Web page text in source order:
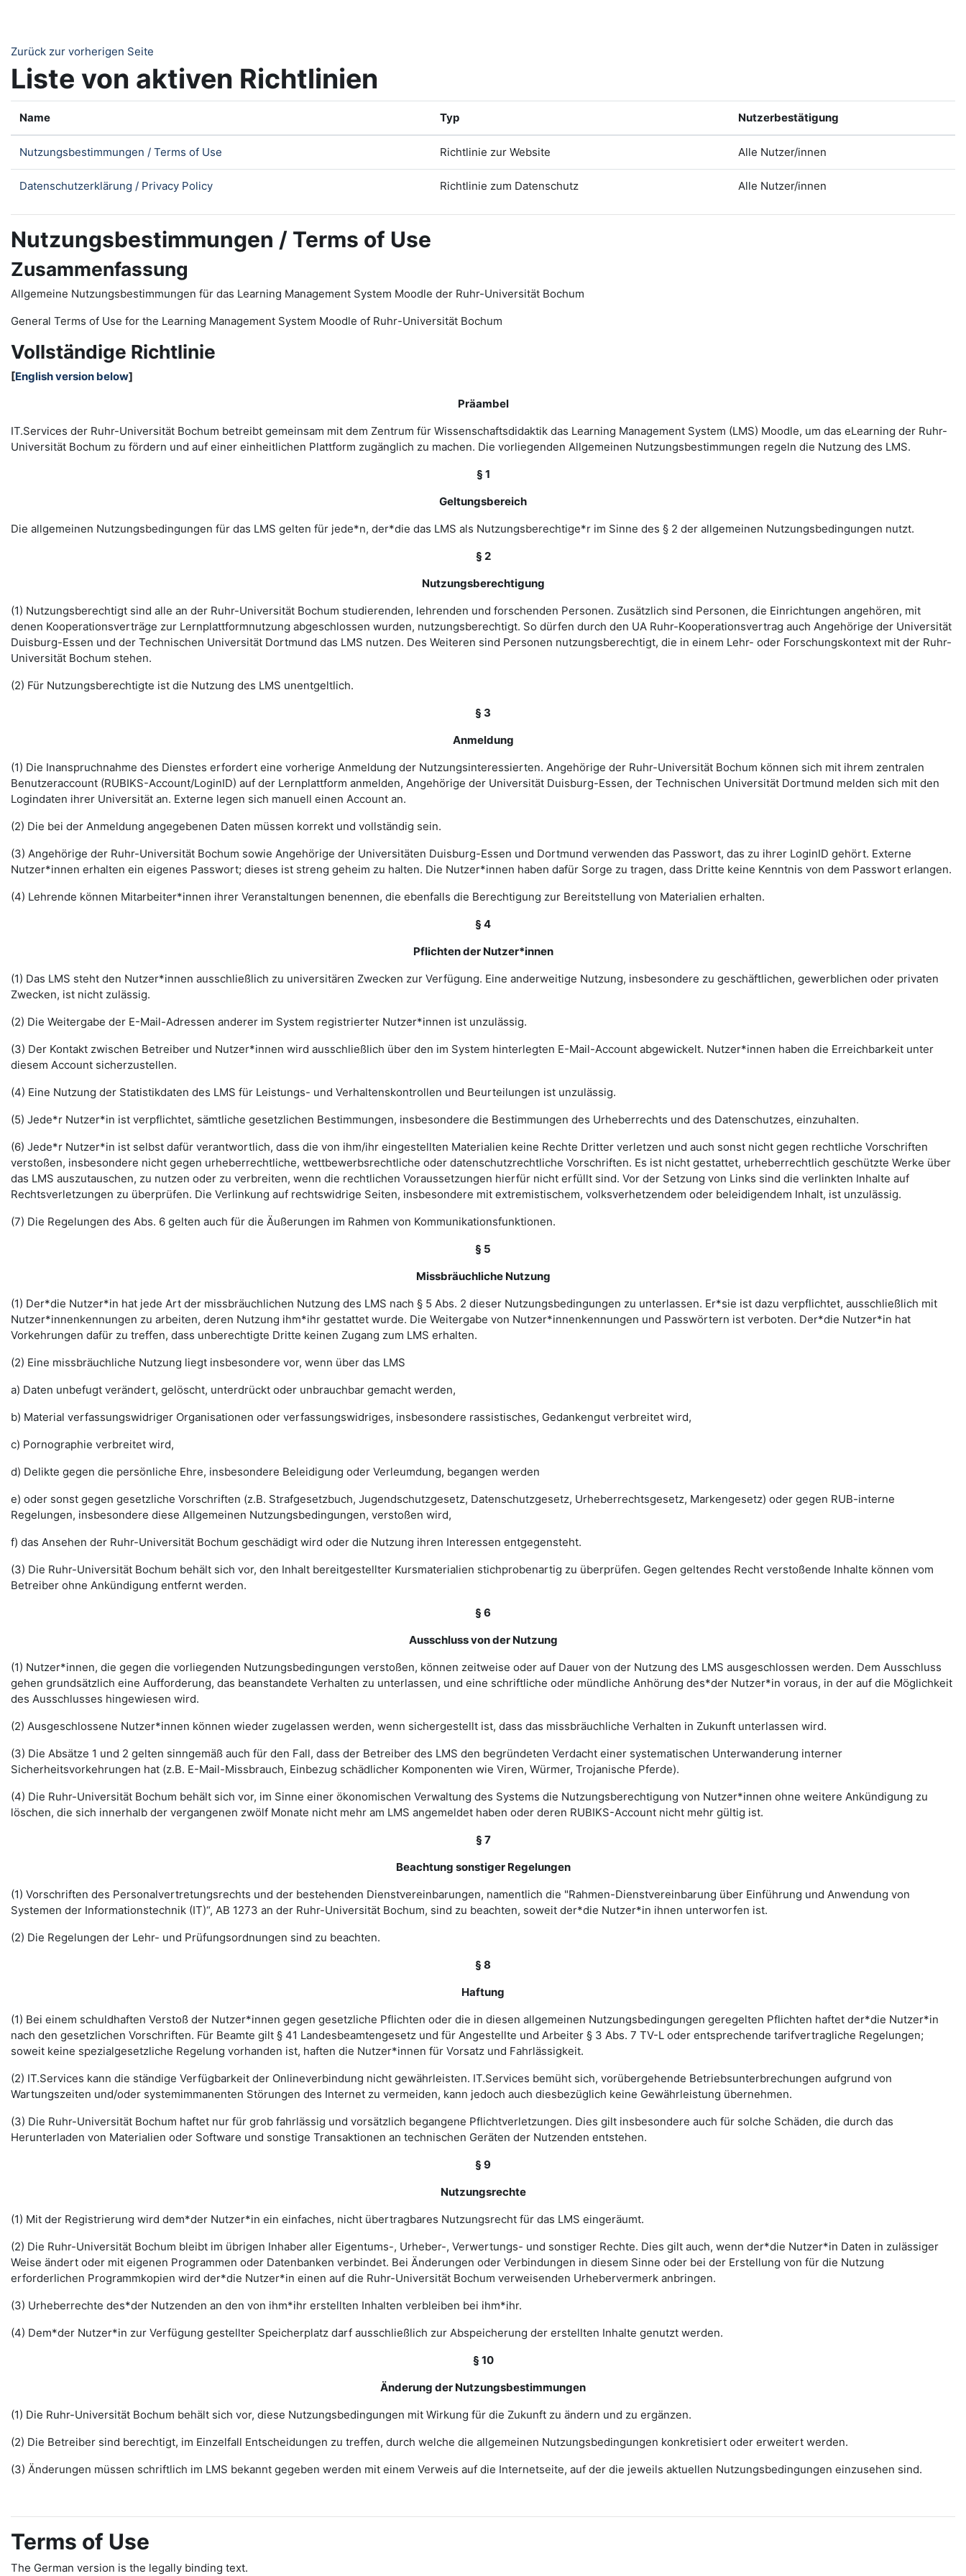
Zurück zur vorherigen Seite
Liste von aktiven Richtlinien
Name Typ Nutzerbestätigung
Nutzungsbestimmungen / Terms of Use Richtlinie zur Website Alle Nutzer/innen
Datenschutzerklärung / Privacy Policy Richtlinie zum Datenschutz Alle Nutzer/innen
Nutzungsbestimmungen / Terms of Use
Zusammenfassung
Allgemeine Nutzungsbestimmungen für das Learning Management System Moodle der Ruhr-Universität Bochum
General Terms of Use for the Learning Management System Moodle of Ruhr-Universität Bochum
Vollständige Richtlinie
[English version below]
Präambel
IT.Services der Ruhr-Universität Bochum betreibt gemeinsam mit dem Zentrum für Wissenschaftsdidaktik das Learning Management System (LMS) Moodle, um das eLearning der Ruhr-
Universität Bochum zu fördern und auf einer einheitlichen Plattform zugänglich zu machen. Die vorliegenden Allgemeinen Nutzungsbestimmungen regeln die Nutzung des LMS.
§ 1
Geltungsbereich
Die allgemeinen Nutzungsbedingungen für das LMS gelten für jede*n, der*die das LMS als Nutzungsberechtige*r im Sinne des § 2 der allgemeinen Nutzungsbedingungen nutzt.
§ 2
Nutzungsberechtigung
(1) Nutzungsberechtigt sind alle an der Ruhr-Universität Bochum studierenden, lehrenden und forschenden Personen. Zusätzlich sind Personen, die Einrichtungen angehören, mit
denen Kooperationsverträge zur Lernplattformnutzung abgeschlossen wurden, nutzungsberechtigt. So dürfen durch den UA Ruhr-Kooperationsvertrag auch Angehörige der Universität
Duisburg-Essen und der Technischen Universität Dortmund das LMS nutzen. Des Weiteren sind Personen nutzungsberechtigt, die in einem Lehr- oder Forschungskontext mit der Ruhr-
Universität Bochum stehen.
(2) Für Nutzungsberechtigte ist die Nutzung des LMS unentgeltlich.
§ 3
Anmeldung
(1) Die Inanspruchnahme des Dienstes erfordert eine vorherige Anmeldung der Nutzungsinteressierten. Angehörige der Ruhr-Universität Bochum können sich mit ihrem zentralen
Benutzeraccount (RUBIKS-Account/LoginID) auf der Lernplattform anmelden, Angehörige der Universität Duisburg-Essen, der Technischen Universität Dortmund melden sich mit den
Logindaten ihrer Universität an. Externe legen sich manuell einen Account an.
(2) Die bei der Anmeldung angegebenen Daten müssen korrekt und vollständig sein.
(3) Angehörige der Ruhr-Universität Bochum sowie Angehörige der Universitäten Duisburg-Essen und Dortmund verwenden das Passwort, das zu ihrer LoginID gehört. Externe
Nutzer*innen erhalten ein eigenes Passwort; dieses ist streng geheim zu halten. Die Nutzer*innen haben dafür Sorge zu tragen, dass Dritte keine Kenntnis von dem Passwort erlangen.
(4) Lehrende können Mitarbeiter*innen ihrer Veranstaltungen benennen, die ebenfalls die Berechtigung zur Bereitstellung von Materialien erhalten.
§ 4
Pflichten der Nutzer*innen
(1) Das LMS steht den Nutzer*innen ausschließlich zu universitären Zwecken zur Verfügung. Eine anderweitige Nutzung, insbesondere zu geschäftlichen, gewerblichen oder privaten
Zwecken, ist nicht zulässig.
(2) Die Weitergabe der E-Mail-Adressen anderer im System registrierter Nutzer*innen ist unzulässig.
(3) Der Kontakt zwischen Betreiber und Nutzer*innen wird ausschließlich über den im System hinterlegten E-Mail-Account abgewickelt. Nutzer*innen haben die Erreichbarkeit unter
diesem Account sicherzustellen.
(4) Eine Nutzung der Statistikdaten des LMS für Leistungs- und Verhaltenskontrollen und Beurteilungen ist unzulässig.
(5) Jede*r Nutzer*in ist verpflichtet, sämtliche gesetzlichen Bestimmungen, insbesondere die Bestimmungen des Urheberrechts und des Datenschutzes, einzuhalten.
(6) Jede*r Nutzer*in ist selbst dafür verantwortlich, dass die von ihm/ihr eingestellten Materialien keine Rechte Dritter verletzen und auch sonst nicht gegen rechtliche Vorschriften
verstoßen, insbesondere nicht gegen urheberrechtliche, wettbewerbsrechtliche oder datenschutzrechtliche Vorschriften. Es ist nicht gestattet, urheberrechtlich geschützte Werke über
das LMS auszutauschen, zu nutzen oder zu verbreiten, wenn die rechtlichen Voraussetzungen hierfür nicht erfüllt sind. Vor der Setzung von Links sind die verlinkten Inhalte auf
Rechtsverletzungen zu überprüfen. Die Verlinkung auf rechtswidrige Seiten, insbesondere mit extremistischem, volksverhetzendem oder beleidigendem Inhalt, ist unzulässig.
(7) Die Regelungen des Abs. 6 gelten auch für die Äußerungen im Rahmen von Kommunikationsfunktionen.
§ 5
Missbräuchliche Nutzung
(1) Der*die Nutzer*in hat jede Art der missbräuchlichen Nutzung des LMS nach § 5 Abs. 2 dieser Nutzungsbedingungen zu unterlassen. Er*sie ist dazu verpflichtet, ausschließlich mit
Nutzer*innenkennungen zu arbeiten, deren Nutzung ihm*ihr gestattet wurde. Die Weitergabe von Nutzer*innenkennungen und Passwörtern ist verboten. Der*die Nutzer*in hat
Vorkehrungen dafür zu treffen, dass unberechtigte Dritte keinen Zugang zum LMS erhalten.
(2) Eine missbräuchliche Nutzung liegt insbesondere vor, wenn über das LMS
a) Daten unbefugt verändert, gelöscht, unterdrückt oder unbrauchbar gemacht werden,
b) Material verfassungswidriger Organisationen oder verfassungswidriges, insbesondere rassistisches, Gedankengut verbreitet wird,
c) Pornographie verbreitet wird,
d) Delikte gegen die persönliche Ehre, insbesondere Beleidigung oder Verleumdung, begangen werden
e) oder sonst gegen gesetzliche Vorschriften (z.B. Strafgesetzbuch, Jugendschutzgesetz, Datenschutzgesetz, Urheberrechtsgesetz, Markengesetz) oder gegen RUB-interne
Regelungen, insbesondere diese Allgemeinen Nutzungsbedingungen, verstoßen wird,
f) das Ansehen der Ruhr-Universität Bochum geschädigt wird oder die Nutzung ihren Interessen entgegensteht.
(3) Die Ruhr-Universität Bochum behält sich vor, den Inhalt bereitgestellter Kursmaterialien stichprobenartig zu überprüfen. Gegen geltendes Recht verstoßende Inhalte können vom
Betreiber ohne Ankündigung entfernt werden.
§ 6
Ausschluss von der Nutzung
(1) Nutzer*innen, die gegen die vorliegenden Nutzungsbedingungen verstoßen, können zeitweise oder auf Dauer von der Nutzung des LMS ausgeschlossen werden. Dem Ausschluss
gehen grundsätzlich eine Aufforderung, das beanstandete Verhalten zu unterlassen, und eine schriftliche oder mündliche Anhörung des*der Nutzer*in voraus, in der auf die Möglichkeit
des Ausschlusses hingewiesen wird.
(2) Ausgeschlossene Nutzer*innen können wieder zugelassen werden, wenn sichergestellt ist, dass das missbräuchliche Verhalten in Zukunft unterlassen wird.
(3) Die Absätze 1 und 2 gelten sinngemäß auch für den Fall, dass der Betreiber des LMS den begründeten Verdacht einer systematischen Unterwanderung interner
Sicherheitsvorkehrungen hat (z.B. E-Mail-Missbrauch, Einbezug schädlicher Komponenten wie Viren, Würmer, Trojanische Pferde).
(4) Die Ruhr-Universität Bochum behält sich vor, im Sinne einer ökonomischen Verwaltung des Systems die Nutzungsberechtigung von Nutzer*innen ohne weitere Ankündigung zu
löschen, die sich innerhalb der vergangenen zwölf Monate nicht mehr am LMS angemeldet haben oder deren RUBIKS-Account nicht mehr gültig ist.
§ 7
Beachtung sonstiger Regelungen
(1) Vorschriften des Personalvertretungsrechts und der bestehenden Dienstvereinbarungen, namentlich die "Rahmen-Dienstvereinbarung über Einführung und Anwendung von
Systemen der Informationstechnik (IT)“, AB 1273 an der Ruhr-Universität Bochum, sind zu beachten, soweit der*die Nutzer*in ihnen unterworfen ist.
(2) Die Regelungen der Lehr- und Prüfungsordnungen sind zu beachten.
§ 8
Haftung
(1) Bei einem schuldhaften Verstoß der Nutzer*innen gegen gesetzliche Pflichten oder die in diesen allgemeinen Nutzungsbedingungen geregelten Pflichten haftet der*die Nutzer*in
nach den gesetzlichen Vorschriften. Für Beamte gilt § 41 Landesbeamtengesetz und für Angestellte und Arbeiter § 3 Abs. 7 TV-L oder entsprechende tarifvertragliche Regelungen;
soweit keine spezialgesetzliche Regelung vorhanden ist, haften die Nutzer*innen für Vorsatz und Fahrlässigkeit.
(2) IT.Services kann die ständige Verfügbarkeit der Onlineverbindung nicht gewährleisten. IT.Services bemüht sich, vorübergehende Betriebsunterbrechungen aufgrund von
Wartungszeiten und/oder systemimmanenten Störungen des Internet zu vermeiden, kann jedoch auch diesbezüglich keine Gewährleistung übernehmen.
(3) Die Ruhr-Universität Bochum haftet nur für grob fahrlässig und vorsätzlich begangene Pflichtverletzungen. Dies gilt insbesondere auch für solche Schäden, die durch das
Herunterladen von Materialien oder Software und sonstige Transaktionen an technischen Geräten der Nutzenden entstehen.
§ 9
Nutzungsrechte
(1) Mit der Registrierung wird dem*der Nutzer*in ein einfaches, nicht übertragbares Nutzungsrecht für das LMS eingeräumt.
(2) Die Ruhr-Universität Bochum bleibt im übrigen Inhaber aller Eigentums-, Urheber-, Verwertungs- und sonstiger Rechte. Dies gilt auch, wenn der*die Nutzer*in Daten in zulässiger
Weise ändert oder mit eigenen Programmen oder Datenbanken verbindet. Bei Änderungen oder Verbindungen in diesem Sinne oder bei der Erstellung von für die Nutzung
erforderlichen Programmkopien wird der*die Nutzer*in einen auf die Ruhr-Universität Bochum verweisenden Urhebervermerk anbringen.
(3) Urheberrechte des*der Nutzenden an den von ihm*ihr erstellten Inhalten verbleiben bei ihm*ihr.
(4) Dem*der Nutzer*in zur Verfügung gestellter Speicherplatz darf ausschließlich zur Abspeicherung der erstellten Inhalte genutzt werden.
§ 10
Änderung der Nutzungsbestimmungen
(1) Die Ruhr-Universität Bochum behält sich vor, diese Nutzungsbedingungen mit Wirkung für die Zukunft zu ändern und zu ergänzen.
(2) Die Betreiber sind berechtigt, im Einzelfall Entscheidungen zu treffen, durch welche die allgemeinen Nutzungsbedingungen konkretisiert oder erweitert werden.
(3) Änderungen müssen schriftlich im LMS bekannt gegeben werden mit einem Verweis auf die Internetseite, auf der die jeweils aktuellen Nutzungsbedingungen einzusehen sind.
Terms of Use
The German version is the legally binding text.